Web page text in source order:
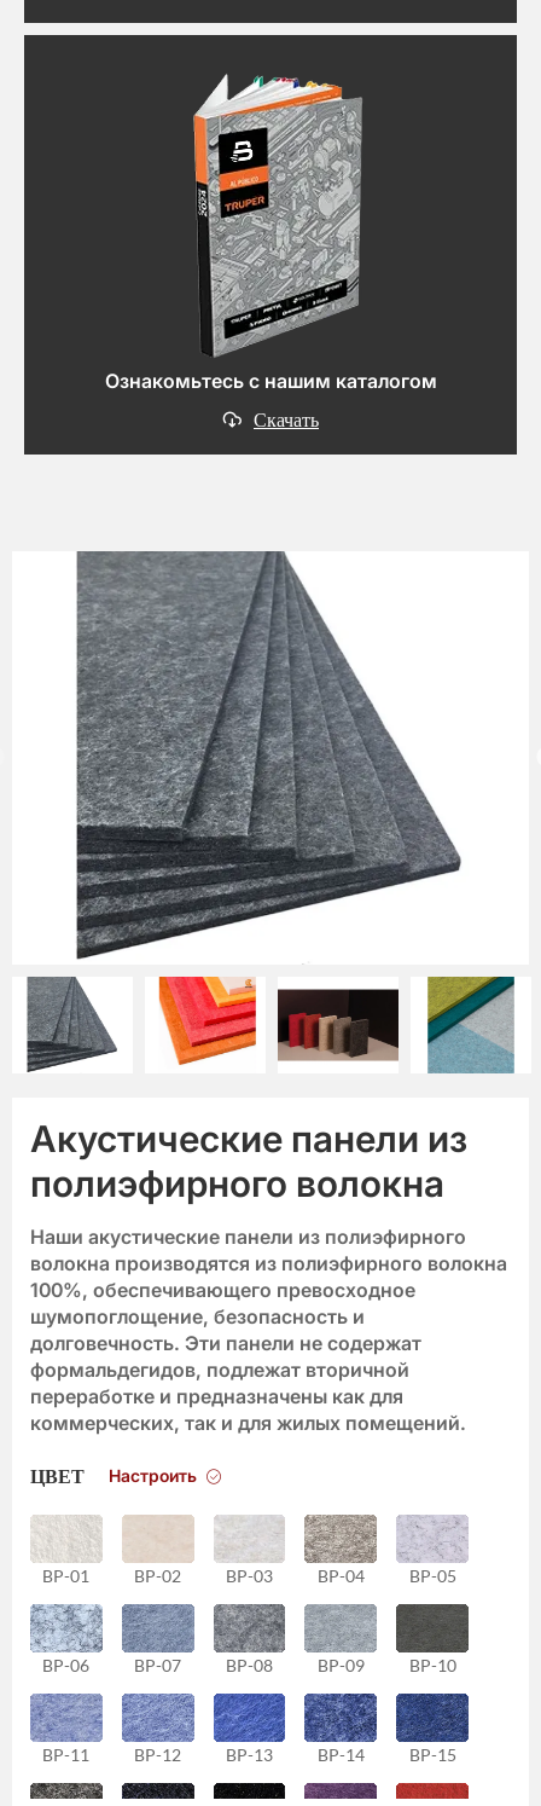
Ознакомьтесь с нашим каталогом
Скачать
Акустические панели из
полиэфирного волокна
Наши акустические панели из полиэфирного
волокна производятся из полиэфирного волокна
100%, обеспечивающего превосходное
шумопоглощение, безопасность и
долговечность. Эти панели не содержат
формальдегидов, подлежат вторичной
переработке и предназначены как для
коммерческих, так и для жилых помещений.
ЦВЕТ Настроить
BP-01 BP-02 BP-03 BP-04 BP-05
BP-06 BP-07 BP-08 BP-09 BP-10
BP-11 BP-12 BP-13 BP-14 BP-15